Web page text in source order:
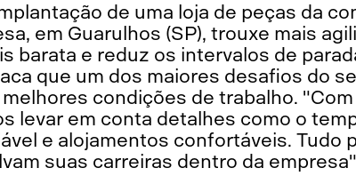
de uma loja de peças da
em Guarulhos (SP), trouxe mais
barata e reduz os intervalos de
que um dos maiores desafios do
condições de trabalho.
levar em conta detalhes como o
e alojamentos confortáveis. Tudo
suas carreiras dentro da